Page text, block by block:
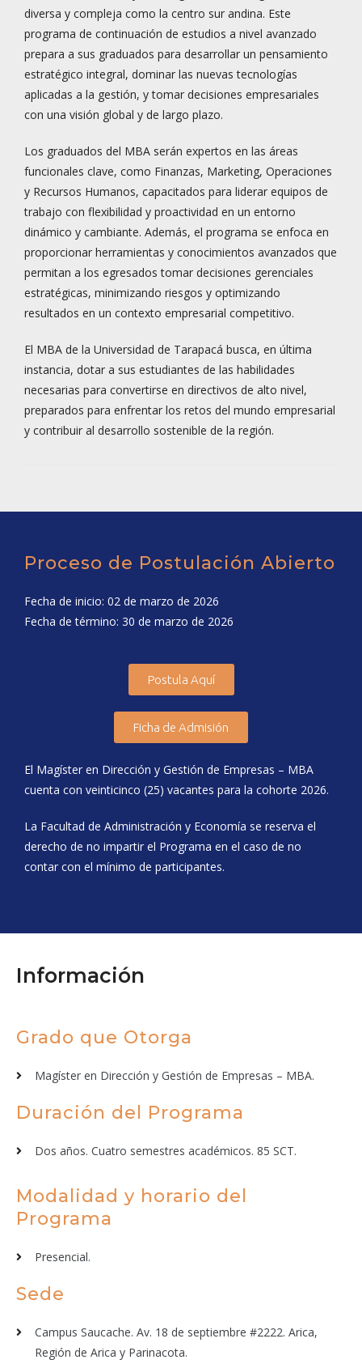
diversa y compleja como la centro sur andina. Este
programa de continuación de estudios a nivel avanzado
prepara a sus graduados para desarrollar un pensamiento
estratégico integral, dominar las nuevas tecnologías
aplicadas a la gestión, y tomar decisiones empresariales
con una visión global y de largo plazo.
Los graduados del MBA serán expertos en las áreas
funcionales clave, como Finanzas, Marketing, Operaciones
y Recursos Humanos, capacitados para liderar equipos de
trabajo con flexibilidad y proactividad en un entorno
dinámico y cambiante. Además, el programa se enfoca en
proporcionar herramientas y conocimientos avanzados que
permitan a los egresados tomar decisiones gerenciales
estratégicas, minimizando riesgos y optimizando
resultados en un contexto empresarial competitivo.
El MBA de la Universidad de Tarapacá busca, en última
instancia, dotar a sus estudiantes de las habilidades
necesarias para convertirse en directivos de alto nivel,
preparados para enfrentar los retos del mundo empresarial
y contribuir al desarrollo sostenible de la región.
Proceso de Postulación Abierto
Fecha de inicio: 02 de marzo de 2026
Fecha de término: 30 de marzo de 2026
Postula Aquí
Ficha de Admisión
El Magíster en Dirección y Gestión de Empresas – MBA
cuenta con veinticinco (25) vacantes para la cohorte 2026.
La Facultad de Administración y Economía se reserva el
derecho de no impartir el Programa en el caso de no
contar con el mínimo de participantes.
Información
Grado que Otorga
Magíster en Dirección y Gestión de Empresas – MBA.
Duración del Programa
Dos años. Cuatro semestres académicos. 85 SCT.
Modalidad y horario del
Programa
Presencial.
Sede
Campus Saucache. Av. 18 de septiembre #2222. Arica,
Región de Arica y Parinacota.